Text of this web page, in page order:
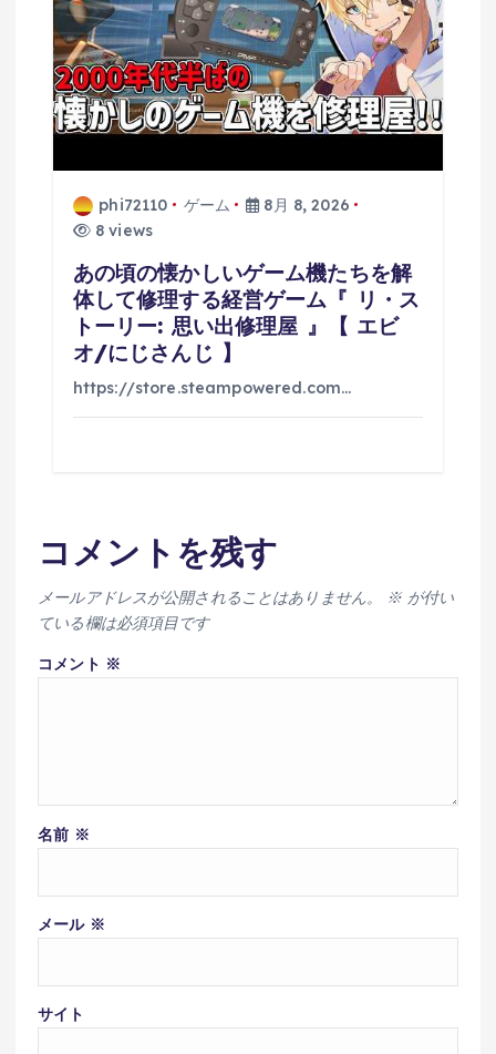
phi72110 ゲーム
8月 8, 2026
8 views
あの頃の懐かしいゲーム機たちを解
体して修理する経営ゲーム『 リ・ス
トーリー: 思い出修理屋 』【 エビ
オ/にじさんじ 】
https://store.steampowered.com…
コメントを残す
メールアドレスが公開されることはありません。 ※が付い
ている欄は必須項目です
コメント ※
名前 ※
メール ※
サイト